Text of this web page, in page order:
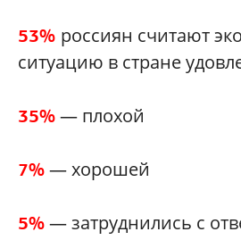
53% россиян считают
ситуацию в стране
35%— плохой
7%— хорошей
5%— затруднились с